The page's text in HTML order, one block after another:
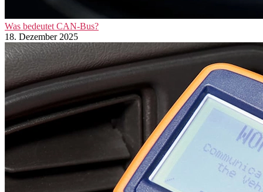
Was bedeutet CAN-Bus?
18. Dezember 2025